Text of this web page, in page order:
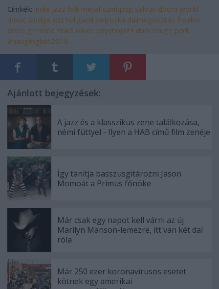
Címkék: indie jazz folk metal szintipop salvus doom world
music sludge ezt hallgasd petruska dalmegosztás freakin
disco grrrmba ziskó olivér psychojazz dark rouge park
#hangfoglaló2018
Ajánlott bejegyzések:
A jazz és a klasszikus zene találkozása,
némi füttyel - Ilyen a HAB című film zenéje
Így tanítja basszusgitározni Jason
Momoát a Primus főnöke
Már csak egy napot kell várni az új
Marilyn Manson-lemezre, itt van két dal
róla
Már 250 ezer koronavírusos esetet
kötnek egy amerikai